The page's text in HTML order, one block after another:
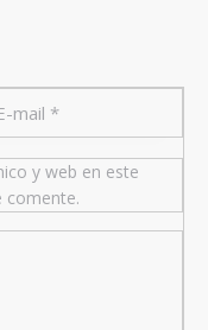
y web en este
comente.